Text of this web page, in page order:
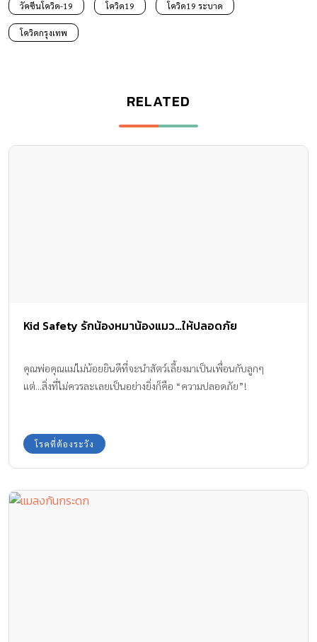
วัคซีนโควิด-19 โควิด19 โควิด19 ระบาด
โควิดกรุงเทพ
RELATED
Kid Safety รักน้องหมาน้องแมว…ให้ปลอดภัย
คุณพ่อคุณแม่ไม่น้อยยินดีที่จะนำสัตว์เลี้ยงมาเป็นเพื่อนกับลูกๆ
แต่...สิ่งที่ไม่ควรละเลยเป็นอย่างยิ่งก็คือ “ความปลอดภัย”!
โรคที่ต้องระวัง